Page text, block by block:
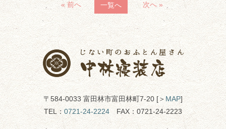
« 前へ 一覧へ 次へ »
〒584-0033 富田林市富田林町7-20 [＞ MAP]
TEL： 0721-24-2224 FAX：0721-24-2223